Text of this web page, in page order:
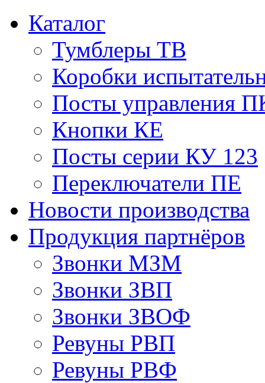
Каталог
Тумблеры ТВ
Коробки
Посты управления
Кнопки КЕ
Посты серии КУ 123
Переключатели ПЕ
Новости производства
Продукция партнёров
Звонки МЗМ
Звонки ЗВП
Звонки ЗВОФ
Ревуны РВП
Ревуны РВФ